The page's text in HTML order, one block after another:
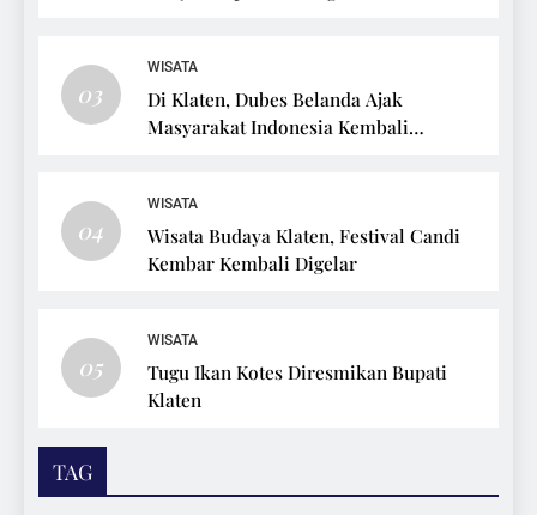
03
WISATA
Di Klaten, Dubes Belanda Ajak
Masyarakat Indonesia Kembali
04
WISATA
Wisata Budaya Klaten, Festival Candi
Kembar Kembali Digelar
05
WISATA
Tugu Ikan Kotes Diresmikan Bupati
Klaten
TAG